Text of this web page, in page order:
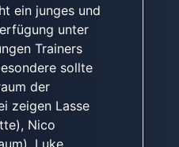
ein junges und
unter
Trainers
sollte
der
zeigen Lasse
Nico
Luke